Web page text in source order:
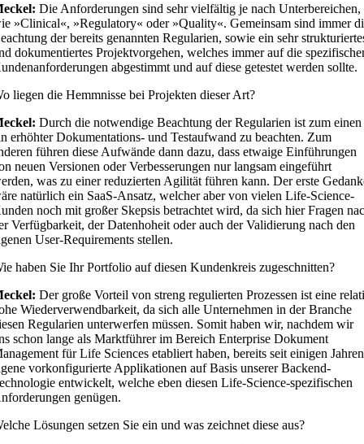
Die Anforderungen sind sehr vielfältig je nach Unterbereichen,
»Clinical«, »Regulatory« oder »Quality«. Gemeinsam sind immer
der bereits genannten Regularien, sowie ein sehr
dokumentiertes Projektvorgehen, welches immer auf die
abgestimmt und auf diese getestet werden sollte.
liegen die Hemmnisse bei Projekten dieser Art?
Durch die notwendige Beachtung der Regularien ist zum einen
erhöhter Dokumentations- und Testaufwand zu beachten. Zum
führen diese Aufwände dann dazu, dass etwaige Einführungen
neuen Versionen oder Verbesserungen nur langsam eingeführt
was zu einer reduzierten Agilität führen kann. Der erste
natürlich ein SaaS-Ansatz, welcher aber von vielen Life-Science-
noch mit großer Skepsis betrachtet wird, da sich hier Fragen
Verfügbarkeit, der Datenhoheit oder auch der Validierung nach den
User-Requirements stellen.
haben Sie Ihr Portfolio auf diesen Kundenkreis zugeschnitten?
Der große Vorteil von streng regulierten Prozessen ist eine
Wiederverwendbarkeit, da sich alle Unternehmen in der Branche
Regularien unterwerfen müssen. Somit haben wir, nachdem wir
schon lange als Marktführer im Bereich Enterprise Dokument
für Life Sciences etabliert haben, bereits seit einigen Jahren
vorkonfigurierte Applikationen auf Basis unserer Backend-
entwickelt, welche eben diesen Life-Science-spezifischen
genügen.
Lösungen setzen Sie ein und was zeichnet diese aus?